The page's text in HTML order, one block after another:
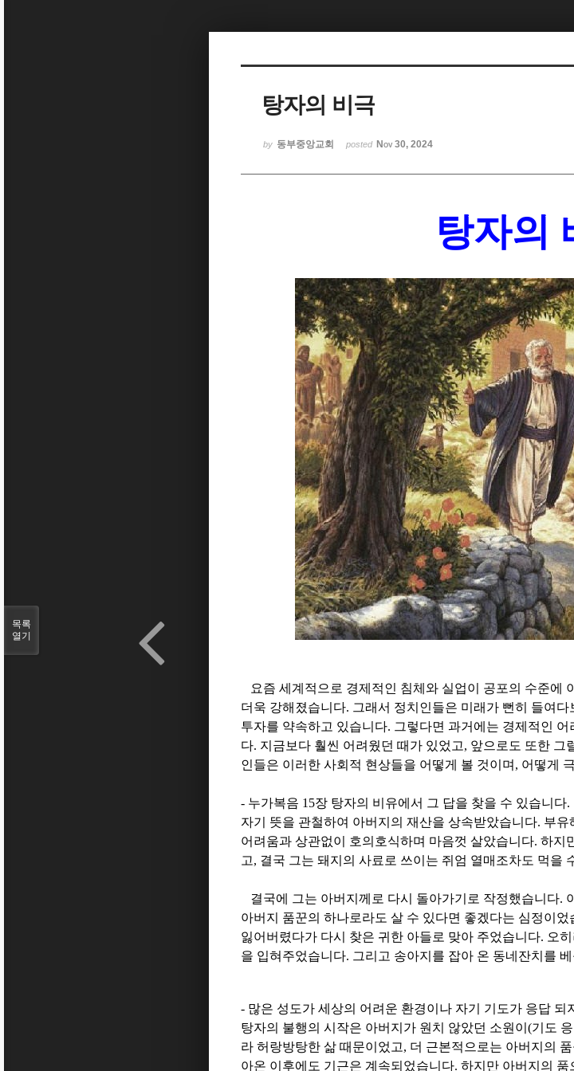
탕자의 비극
by 동부중앙교회 posted Nov 30, 2024
탕자의
요즘 세계적으로 경제적인 침체와 실업이 공포의 수준에
더욱 강해졌습니다. 그래서 정치인들은 미래가 뻔히 들여
투자를 약속하고 있습니다. 그렇다면 과거에는 경제적인
다. 지금보다 훨씬 어려웠던 때가 있었고, 앞으로도 또한 그
인들은 이러한 사회적 현상들을 어떻게 볼 것이며 , 어떻게
- 누가복음 15장 탕자의 비유에서 그 답을 찾을 수 있습니다.
자기 뜻을 관철하여 아버지의 재산을 상속받았습니다. 부유
어려움과 상관없이 호의호식하며 마음껏 살았습니다. 하지
고, 결국 그는 돼지의 사료로 쓰이는 쥐엄 열매조차도 먹을
결국에 그는 아버지께로 다시 돌아가기로 작정했습니다.
아버지 품꾼의 하나로라도 살 수 있다면 좋겠다는 심정이었
잃어버렸다가 다시 찾은 귀한 아들로 맞아 주었습니다. 오
을 입혀주었습니다. 그리고 송아지를 잡아 온 동네잔치를
- 많은 성도가 세상의 어려운 환경이나 자기 기도가 응답 되
탕자의 불행의 시작은 아버지가 원치 않았던 소원이 (기도
라 허랑방탕한 삶 때문이었고, 더 근본적으로는 아버지의
아온 이후에도 기근은 계속되었습니다. 하지만 아버지의 품
목록
열기
Sketchbook5, 스케치북5
Sketchbook5, 스케치북5